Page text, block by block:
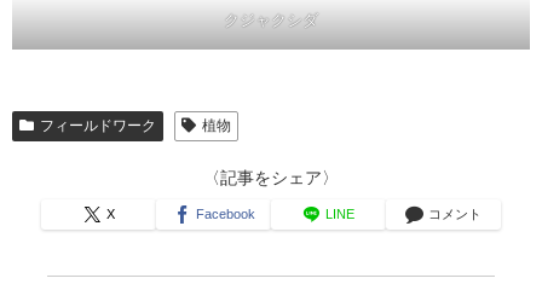
クジャクシダ
フィールドワーク 植物
〈記事をシェア〉
X Facebook LINE コメント